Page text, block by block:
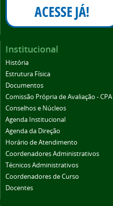
Institucional
História
Estrutura Física
Documentos
Comissão Própria de Avaliação - CPA
Conselhos e Núcleos
Agenda Institucional
Agenda da Direção
Horário de Atendimento
Coordenadores Administrativos
Técnicos Administrativos
Coordenadores de Curso
Docentes